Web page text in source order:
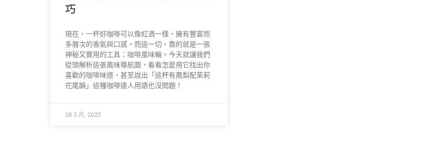
巧
現在，一杯好咖啡可以像紅酒一樣，擁有豐富而
多層次的香氣與口感。而這一切，靠的就是一張
神秘又實用的工具：咖啡風味輪。今天就讓我們
從頭解析這張風味導航圖，看看怎麼用它找出你
喜歡的咖啡味道，甚至說出「這杯有鳳梨配茉莉
花尾韻」這種咖啡達人用語也沒問題！
28 3 月, 2025